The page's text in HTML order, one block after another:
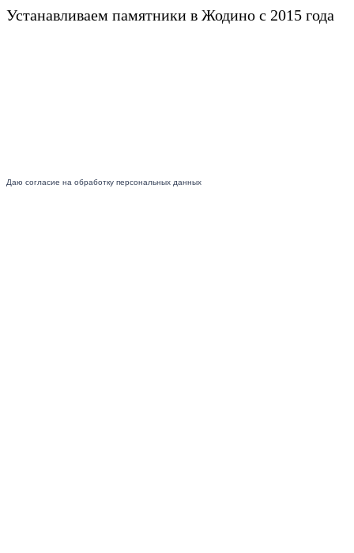
Даю согласие на обработку персональных данных
Устанавливаем памятники в Жодино с 2015 года